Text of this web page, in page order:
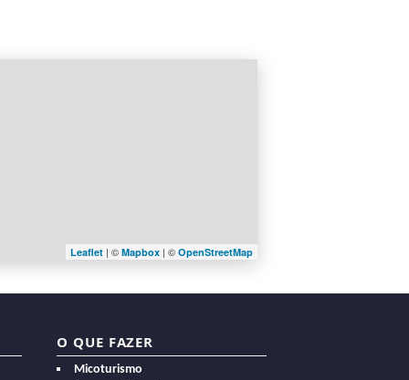
Leaflet | ©Mapbox | ©OpenStreetMap
O QUE FAZER
Micoturismo